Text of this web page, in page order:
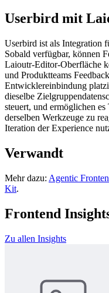
Userbird mit
Userbird ist als Integration
Sobald verfügbar, können
Laioutr-Editor-Oberfläche
und Produktteams
Entwicklereinbindung
dieselbe
steuert, und ermöglichen
derselben Werkzeuge zu
Iteration der Experience
Verwandt
Mehr dazu: Agentic
Kit.
Frontend
Zu allen Insights